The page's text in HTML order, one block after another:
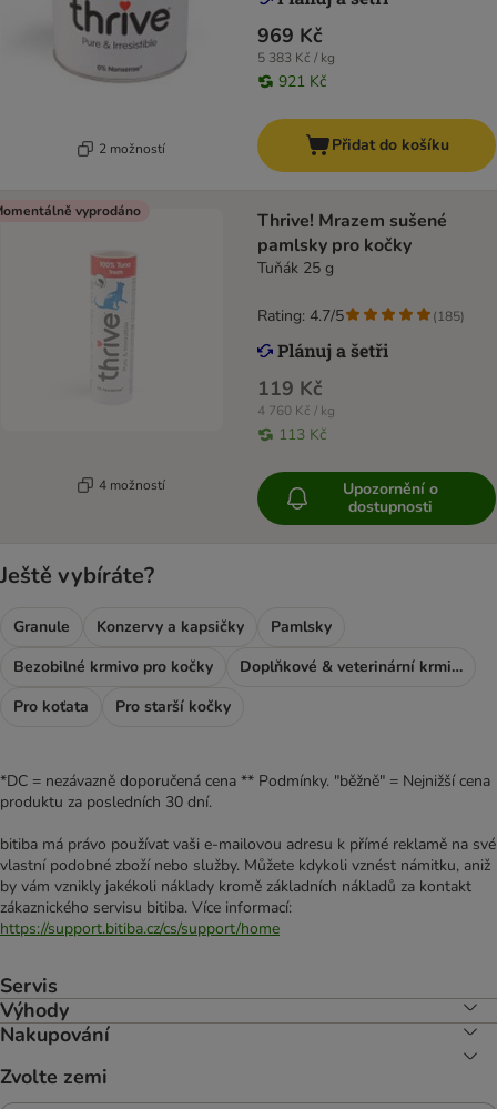
2 možností
969 Kč
5 383 Kč / kg
921 Kč
Přidat do košíku
vyprodáno
4 možností
Thrive! Mrazem sušené
pamlsky pro kočky
Tuňák 25 g
119 Kč
4 760 Kč / kg
113 Kč
Rating: 4.7/5 (185)
Upozornění o
dostupnosti
Ještě vybíráte?
Granule Konzervy a kapsičky
Pamlsky
Bezobilné krmivo pro kočky
Doplňkové & veterinární krmivo
Pro koťata
Pro starší kočky
*DC = nezávazně doporučená cena ** Podmínky. "běžně" = Nejnižší cena
produktu za posledních 30 dní.
bitiba má právo používat vaši e-mailovou adresu k přímé reklamě na své
vlastní podobné zboží nebo služby. Můžete kdykoli vznést námitku, aniž
by vám vznikly jakékoli náklady kromě základních nákladů za kontakt
zákaznického servisu bitiba. Více informací:
https://support.bitiba.cz/cs/support/home
Servis
Výhody
Nakupování
Zvolte zemi